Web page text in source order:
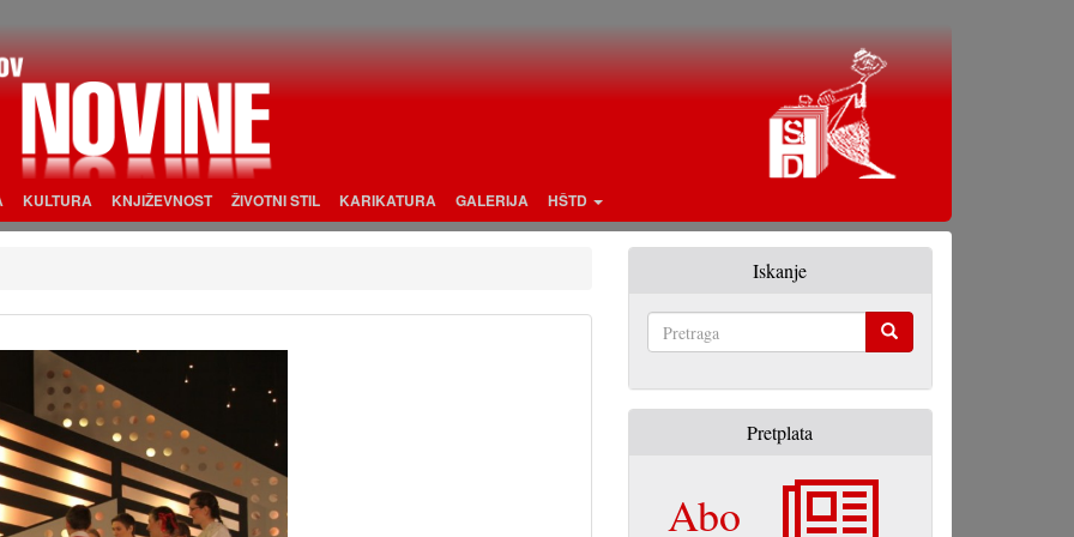
KULTURA KNJIŽEVNOST ŽIVOTNI STIL KARIKATURA GALERIJA HŠTD
Iskanje
Pretplata
Abo